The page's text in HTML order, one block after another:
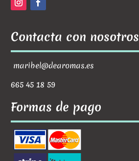
Contacta con nosotros
maribel@dearomas.es
665 45 18 59
Formas de pago